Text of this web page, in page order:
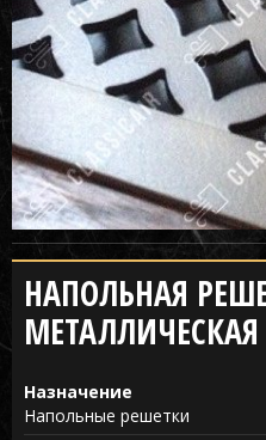
НАПОЛЬНАЯ
Назначение
Напольные решетки